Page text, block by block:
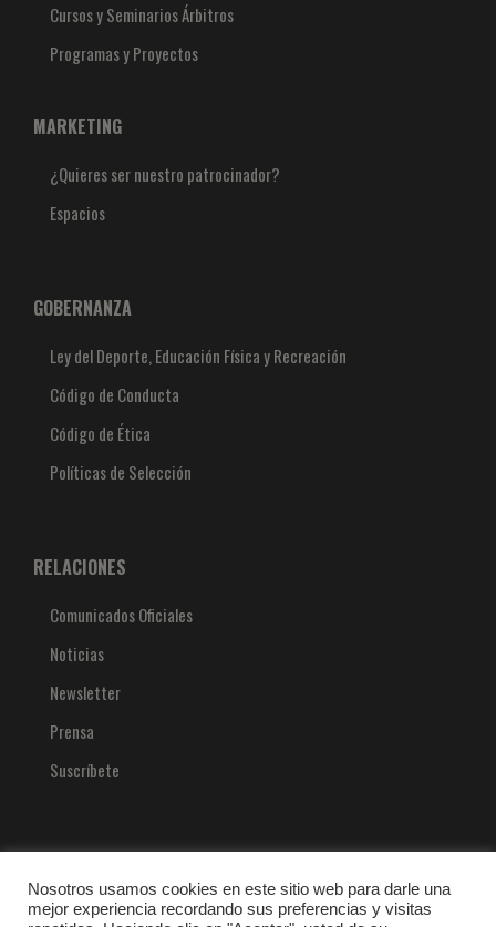
Cursos y Seminarios Árbitros
Programas y Proyectos
MARKETING
¿Quieres ser nuestro patrocinador?
Espacios
GOBERNANZA
Ley del Deporte, Educación Física y Recreación
Código de Conducta
Código de Ética
Políticas de Selección
RELACIONES
Comunicados Oficiales
Noticias
Newsletter
Prensa
Suscríbete
Protocolos
Nosotros usamos cookies en este sitio web para darle una
mejor experiencia recordando sus preferencias y visitas